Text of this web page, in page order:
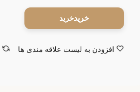
خرید
افزودن به لیست علاقه مندی ها